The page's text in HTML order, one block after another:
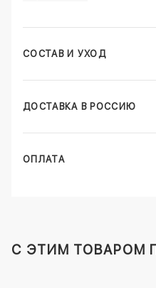
СОСТАВ И УХОД
ДОСТАВКА В РОССИЮ
ОПЛАТА
C ЭТИМ ТОВАРОМ